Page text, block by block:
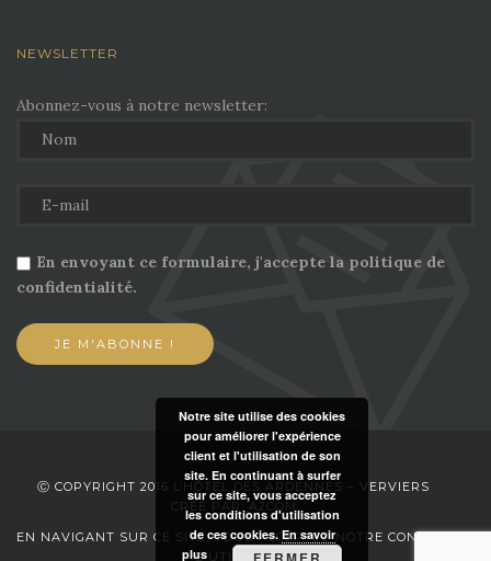
NEWSLETTER
Abonnez-vous à notre newsletter:
En envoyant ce formulaire, j'accepte la politique de
confidentialité.
Ⓒ COPYRIGHT 2016 L’HÔTEL DES ARDENNES – VERVIERS
CRÉÉ PAR: A2COM
EN NAVIGANT SUR CE SITE, VOUS ACCEPTEZ NOTRE CONDITIONS
D’UTILISATION
Notre site utilise des cookies
pour améliorer l'expérience
client et l'utilisation de son
site. En continuant à surfer
sur ce site, vous acceptez
les conditions d'utilisation
de ces cookies.En savoir
plus